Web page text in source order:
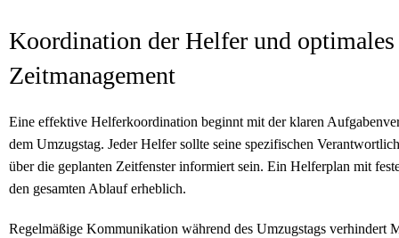
Koordination der Helfer und optimales
Zeitmanagement
Eine effektive Helferkoordination beginnt mit der klaren
dem Umzugstag. Jeder Helfer sollte seine spezifischen
über die geplanten Zeitfenster informiert sein. Ein Helferplan mit
den gesamten Ablauf erheblich.
Regelmäßige Kommunikation während des Umzugstags verhindert